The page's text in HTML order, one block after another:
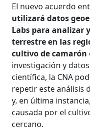
El nuevo acuerdo
utilizará datos
Labs para analizar
terrestre en las
cultivo de camarón
investigación y
científica, la CNA
repetir este análisis
y, en última
causada por el
cercano.